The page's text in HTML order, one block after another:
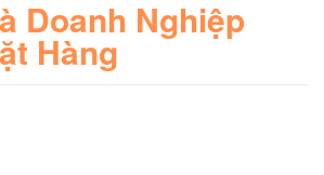
Doanh Nghiệp
Hàng